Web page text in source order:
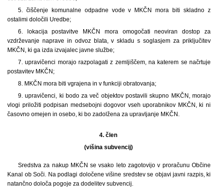
5. čiščenje komunalne odpadne vode v MKČN mora biti skladno z
ostalimi določili Uredbe;
6. lokacija postavitve MKČN mora omogočati neoviran dostop za
vzdrževanje naprave in odvoz blata, v skladu s soglasjem za priključitev
MKČN, ki ga izda izvajalec javne službe;
7. upravičenci morajo razpolagati z zemljiščem, na katerem se načrtuje
postavitev MKČN;
8. MKČN mora biti vgrajena in v funkciji obratovanja;
9. upravičenci, ki bodo za več objektov postavili skupno MKČN, morajo
vlogi priložiti podpisan medsebojni dogovor vseh uporabnikov MKČN, ki ni
časovno omejen in osebo, ki bo zadolžena za upravljanje MKČN.
4. člen
(višina subvencij)
Sredstva za nakup MKČN se vsako leto zagotovijo v proračunu Občine
Kanal ob Soči. Na podlagi določene višine sredstev se objavi javni razpis, ki
natančno določa pogoje za dodelitev subvencij.